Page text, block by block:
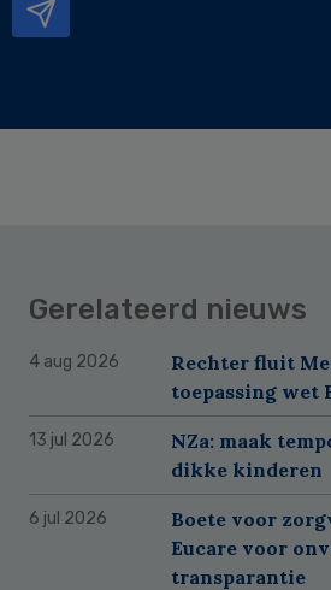
Gerelateerd nieuws
4 aug 2026
Rechter fluit
toepassing wet
13 jul 2026
NZa: maak
dikke kinderen
6 jul 2026
Boete voor
Eucare voor
transparantie